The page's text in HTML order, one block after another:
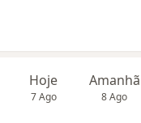
Hoje
7 Ago
Amanhã
8 Ago